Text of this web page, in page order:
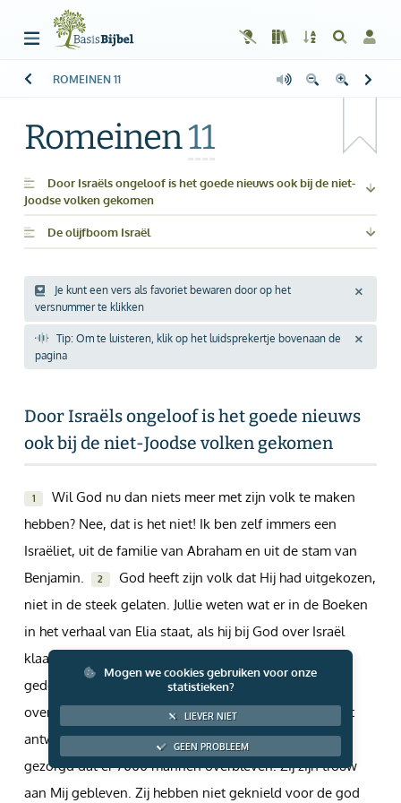
Welkom!
Start
Lezen
Zoeken
Inloggen
Help
Giften via PayPal
ROMEINEN 11
Romeinen11
Door Israëls ongeloof is het goede nieuws ook bij de niet-
Joodse volken gekomen
De olijfboom Israël
Je kunt een vers als favoriet bewaren door op het
versnummer te klikken
Tip: Om te luisteren, klik op het luidsprekertje bovenaan de
pagina
Door Israëls ongeloof is het goede nieuws
ook bij de niet-Joodse volken gekomen
1
Wil God nu dan niets meer met zijn volk te maken
hebben? Nee, dat is het niet! Ik ben zelf immers een
Israëliet, uit de familie van Abraham en uit de stam van
Benjamin.
2
God heeft zijn volk dat Hij had uitgekozen,
niet in de steek gelaten. Jullie weten wat er in de Boeken
in het verhaal van Elia staat, als hij bij God over Israël
klaagt.
gedood en uw altaren afgebroken. Ik ben alleen
overgebleven, en mij willen ze vermoorden."
Wat
antwoordde God hem toen? Hij zei: "Ik heb ervoor
gezorgd dat er 7000 mannen overbleven. Zij zijn trouw
aan Mij gebleven. Zij hebben niet geknield voor de god
Mogen we cookies gebruiken voor onze
statistieken?
LIEVER NIET
GEEN PROBLEEM